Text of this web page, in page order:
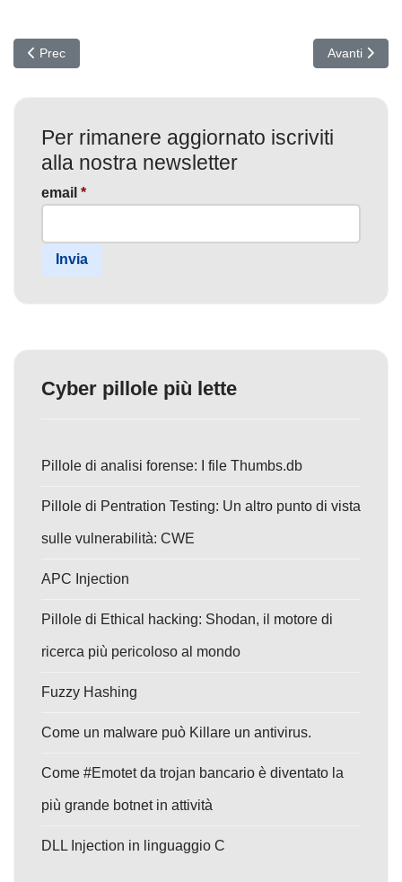
Articolo precedente: Infiltrazione IT Corea del Nord: Rubati
Prec Articolo
Avanti
Per rimanere aggiornato iscriviti
alla nostra newsletter
email *
Invia
Cyber pillole più lette
Pillole di analisi forense: I file Thumbs.db
Pillole di Pentration Testing: Un altro punto di vista
sulle vulnerabilità: CWE
APC Injection
Pillole di Ethical hacking: Shodan, il motore di
ricerca più pericoloso al mondo
Fuzzy Hashing
Come un malware può Killare un antivirus.
Come #Emotet da trojan bancario è diventato la
più grande botnet in attività
DLL Injection in linguaggio C